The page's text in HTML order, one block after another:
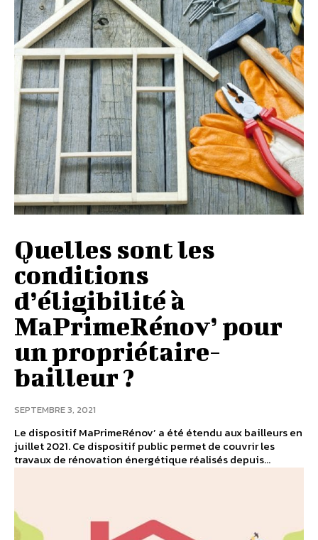
Quelles sont les
conditions
d’éligibilité à
MaPrimeRénov’ pour
un propriétaire-
bailleur ?
SEPTEMBRE 3, 2021
Le dispositif MaPrimeRénov’ a été étendu aux bailleurs en
juillet 2021. Ce dispositif public permet de couvrir les
travaux de rénovation énergétique réalisés depuis...